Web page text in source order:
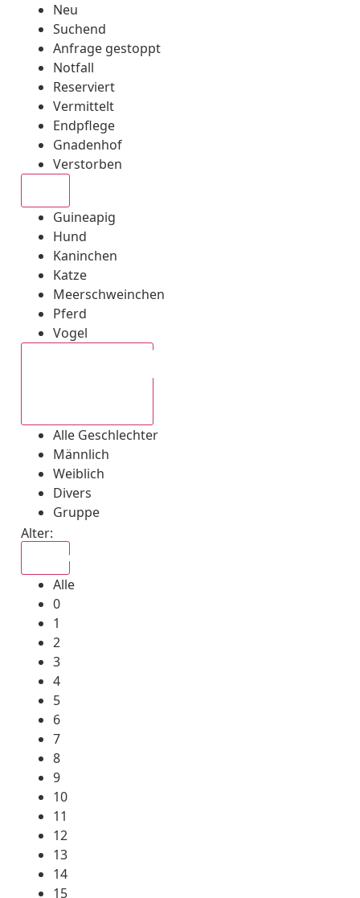
Neu
Suchend
Anfrage gestoppt
Notfall
Reserviert
Vermittelt
Endpflege
Gnadenhof
Verstorben
Guineapig
Hund
Kaninchen
Katze
Meerschweinchen
Pferd
Vogel
Alle Geschlechter
Männlich
Weiblich
Divers
Gruppe
Alter:
Alle
0
1
2
3
4
5
6
7
8
9
10
11
12
13
14
15